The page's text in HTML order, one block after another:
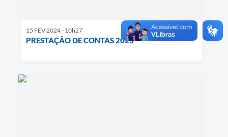
15 FEV 2024 - 10h27
PRESTAÇÃO DE CONTAS 2023